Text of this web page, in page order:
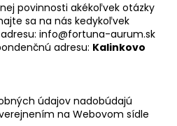
povinnosti akékoľvek otázky
sa na nás kedykoľvek
info@fortuna-aurum.sk
adresu: Kalinkovo
údajov nadobúdajú
na Webovom sídle